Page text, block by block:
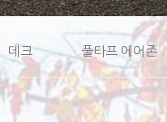
데크 풀타프 에어존